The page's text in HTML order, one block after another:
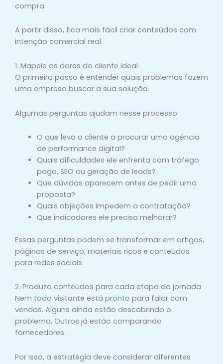
compra.
A partir disso, fica mais fácil criar conteúdos com
intenção comercial real.
1. Mapeie as dores do cliente ideal
O primeiro passo é entender quais problemas fazem
uma empresa buscar a sua solução.
Algumas perguntas ajudam nesse processo:
O que leva o cliente a procurar uma agência
de performance digital?
Quais dificuldades ele enfrenta com tráfego
pago, SEO ou geração de leads?
Que dúvidas aparecem antes de pedir uma
proposta?
Quais objeções impedem a contratação?
Que indicadores ele precisa melhorar?
Essas perguntas podem se transformar em artigos,
páginas de serviço, materiais ricos e conteúdos
para redes sociais.
2. Produza conteúdos para cada etapa da jornada
Nem todo visitante está pronto para falar com
vendas. Alguns ainda estão descobrindo o
problema. Outros já estão comparando
fornecedores.
Por isso, a estratégia deve considerar diferentes